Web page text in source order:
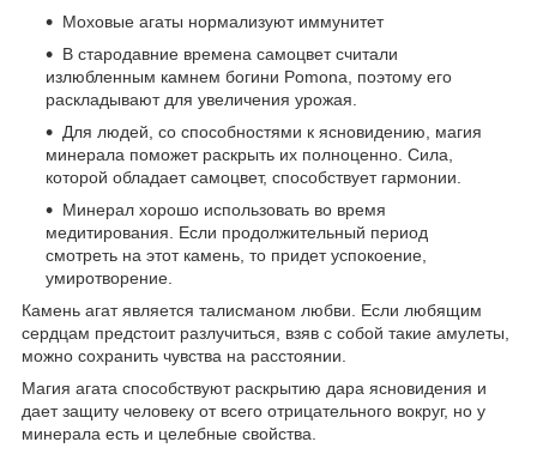
Моховые агаты нормализуют иммунитет
В стародавние времена самоцвет считали
излюбленным камнем богини Pomona, поэтому его
раскладывают для увеличения урожая.
Для людей, со способностями к ясновидению, магия
минерала поможет раскрыть их полноценно. Сила,
которой обладает самоцвет, способствует гармонии.
Минерал хорошо использовать во время
медитирования. Если продолжительный период
смотреть на этот камень, то придет успокоение,
умиротворение.
Камень агат является талисманом любви. Если любящим
сердцам предстоит разлучиться, взяв с собой такие амулеты,
можно сохранить чувства на расстоянии.
Магия агата способствуют раскрытию дара ясновидения и
дает защиту человеку от всего отрицательного вокруг, но у
минерала есть и целебные свойства.